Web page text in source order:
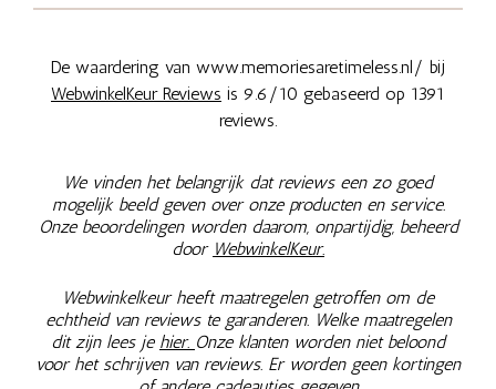
De waardering van www.memoriesaretimeless.nl/ bij
WebwinkelKeur Reviews is 9.6/10 gebaseerd op 1391
reviews.
We vinden het belangrijk dat reviews een zo goed
mogelijk beeld geven over onze producten en service.
Onze beoordelingen worden daarom, onpartijdig, beheerd
door WebwinkelKeur.
Webwinkelkeur heeft maatregelen getroffen om de
echtheid van reviews te garanderen. Welke maatregelen
dit zijn lees je hier. Onze klanten worden niet beloond
voor het schrijven van reviews. Er worden geen kortingen